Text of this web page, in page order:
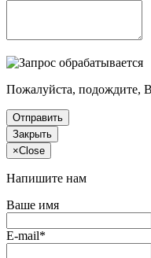
Пожалуйста, подождите,
Отправить
Закрыть
×Close
Напишите нам
Ваше имя
E-mail*